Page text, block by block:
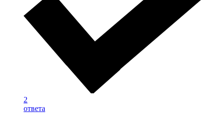
2
ответа